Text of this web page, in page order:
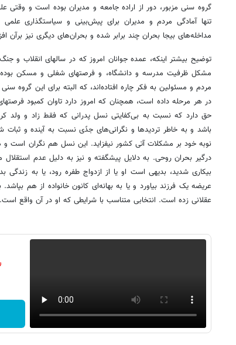
گروه سنی مزبور، دور از اراده جامعه و مدیران بوده است و وقتی
تنها آمادگی مردم و مدیران برای پیش‌بینی و سیاستگذاری
مداخله‌های بیجا بحران چند برابر شده و بحران‌های دیگری نیز برآن
توضیح بیشتر اینکه، عمده جوانان امروز که در سالهای انقلاب و
مشکل ظرفیت مدرسه و دانشگاه، و فرصتهای شغلی و مسکن
مردم و مسئولین به فکر چاره افتاده‌اند، که البته برای این گروه
در هر مرحله داده است، همچنان که امروز دارد تاوان کمبود
حق دارد که نسبت به بی‌کفایتی نسل پدرانی که فقط زاد و ولد
باشد و به خاطر تردیدها و نگرانی‌های جدًی نسبت به آینده و ثبات
نوبه خود بر مشکلات آتی کشور نیفزاید. این نسل هم نگران
درگیر بحران روحی. به دلایل پیشگفته و نیز به دلیل عدم
بیکاری شدید، بدیهی است او یا از ازدواج طفره رود، یا به زندگی
عریضه یک فرزند بیاورد و یا به بهانه‌ای کانون خانواده از هم
عقلانی زده است. انتخابی متناسب با شرایطی که او در آن واقع است.